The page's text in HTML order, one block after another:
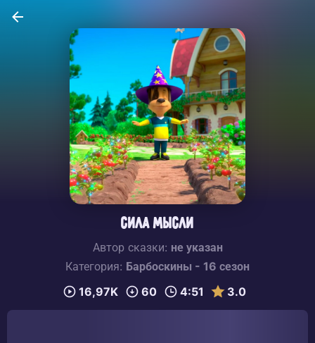
Сила мысли
Автор сказки: не указан
Категория: Барбоскины - 16 сезон
16,97K
60 4:51 3.0